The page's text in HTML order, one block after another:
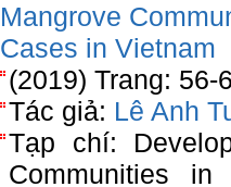
Mangrove
Cases in Vietnam
(2019) Trang: 56-
Tác giả: Lê Anh
Tạp chí:
Communities